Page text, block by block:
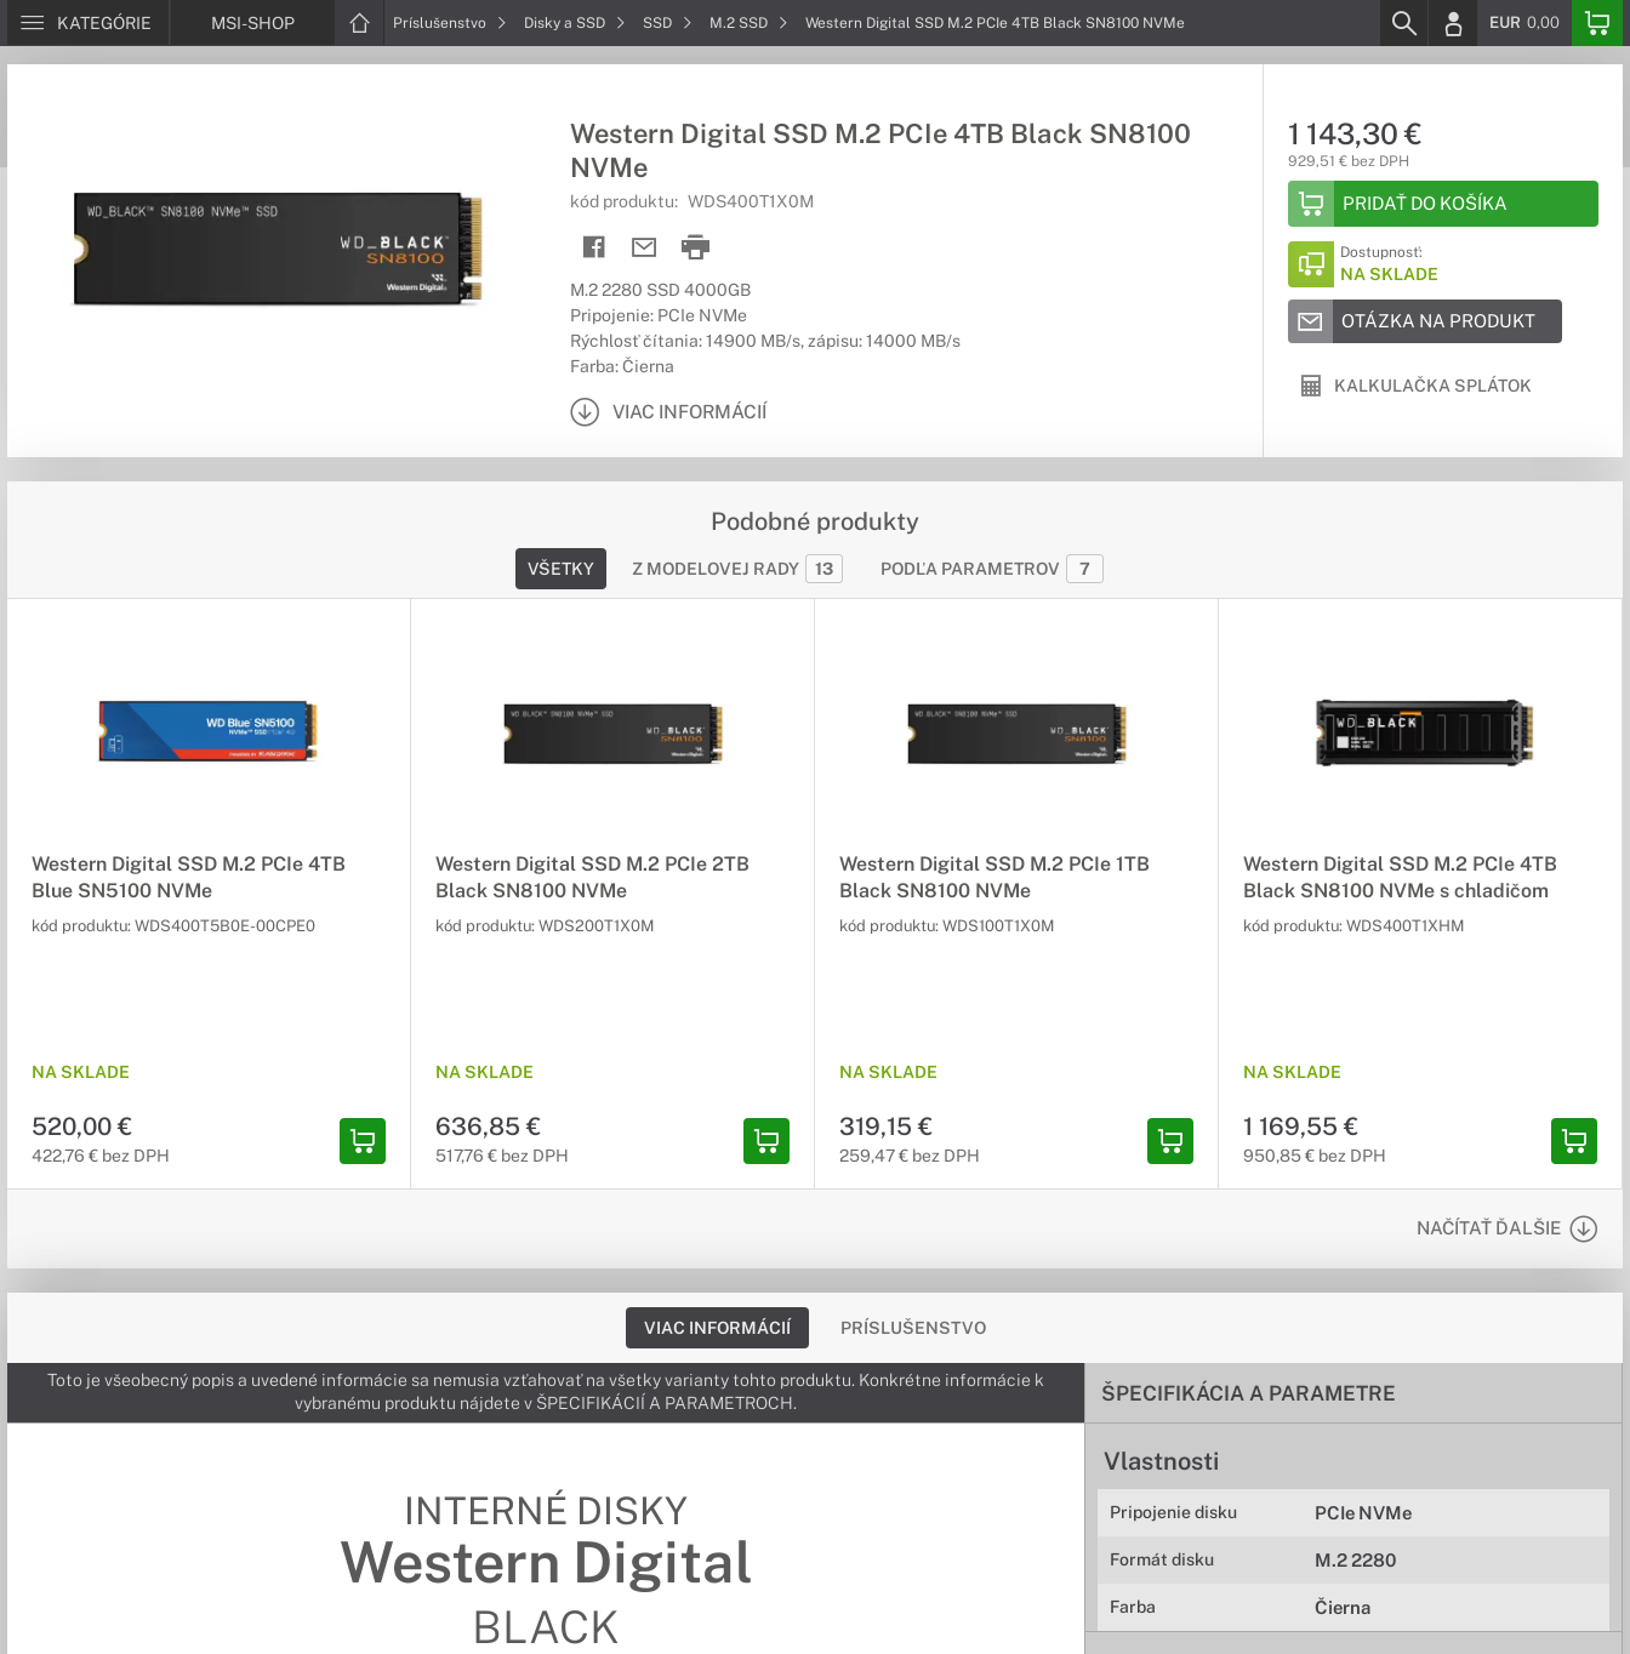
KATEGÓRIE MSI-SHOP Príslušenstvo Disky a SSD SSD M.2 SSD Western Digital SSD M.2 PCIe 4TB Black SN8100 NVMe EUR 0,00
Western Digital SSD M.2 PCIe 4TB Black SN8100
NVMe
kód produktu: WDS400T1X0M
M.2 2280 SSD 4000GB
Pripojenie: PCIe NVMe
Rýchlosť čítania: 14900 MB/s, zápisu: 14000 MB/s
Farba: Čierna
VIAC INFORMÁCIÍ
1 143,30 €
929,51 € bez DPH
PRIDAŤ DO KOŠÍKA
Dostupnosť:
NA SKLADE
OTÁZKA NA PRODUKT
KALKULAČKA SPLÁTOK
Podobné produkty
VŠETKY Z MODELOVEJ RADY 13 PODĽA PARAMETROV 7
Western Digital SSD M.2 PCIe 4TB
Blue SN5100 NVMe
kód produktu: WDS400T5B0E-00CPE0
NA SKLADE
520,00 €
422,76 € bez DPH
Western Digital SSD M.2 PCIe 2TB
Black SN8100 NVMe
kód produktu: WDS200T1X0M
NA SKLADE
636,85 €
517,76 € bez DPH
Western Digital SSD M.2 PCIe 1TB
Black SN8100 NVMe
kód produktu: WDS100T1X0M
NA SKLADE
319,15 €
259,47 € bez DPH
Western Digital SSD M.2 PCIe 4TB
Black SN8100 NVMe s chladičom
kód produktu: WDS400T1XHM
NA SKLADE
1 169,55 €
950,85 € bez DPH
NAČÍTAŤ ĎALŠIE
VIAC INFORMÁCIÍ PRÍSLUŠENSTVO
ŠPECIFIKÁCIA A PARAMETRE
Vlastnosti
Pripojenie disku PCIe NVMe
Formát disku M.2 2280
Farba Čierna
Toto je všeobecný popis a uvedené informácie sa nemusia vzťahovať na všetky varianty tohto produktu. Konkrétne informácie k
vybranému produktu nájdete v ŠPECIFIKÁCIÍ A PARAMETROCH.
INTERNÉ DISKY
Western Digital
BLACK